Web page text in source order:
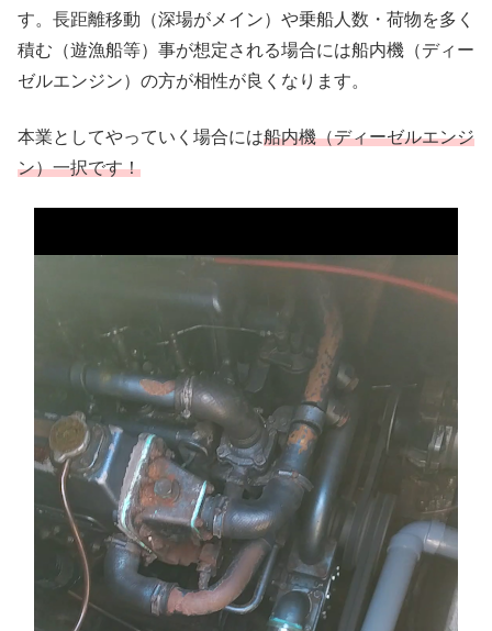
す。長距離移動（深場がメイン）や乗船人数・荷物を多く
積む（遊漁船等）事が想定される場合には船内機（ディー
ゼルエンジン）の方が相性が良くなります。
本業としてやっていく場合には船内機（ディーゼルエンジ
ン）一択です！